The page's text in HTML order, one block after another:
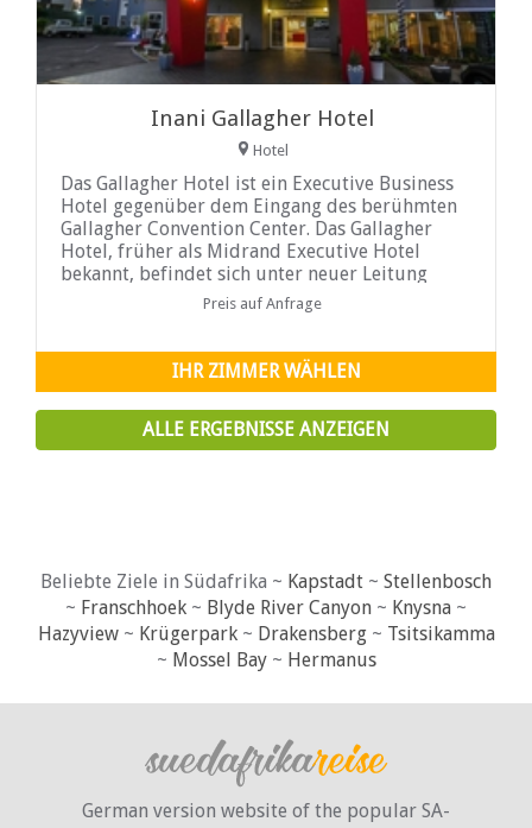
Inani Gallagher Hotel
Hotel
Das Gallagher Hotel ist ein Executive Business
Hotel gegenüber dem Eingang des berühmten
Gallagher Convention Center. Das Gallagher
Hotel, früher als Midrand Executive Hotel
bekannt, befindet sich unter neuer Leitung
und hat ein neues Gesicht
Preis auf Anfrage
IHR ZIMMER WÄHLEN
ALLE ERGEBNISSE ANZEIGEN
Beliebte Ziele in Südafrika ~ Kapstadt ~ Stellenbosch
~ Franschhoek ~ Blyde River Canyon ~ Knysna ~
Hazyview~ Krügerpark~ Drakensberg~ Tsitsikamma
~ Mossel Bay~ Hermanus
German version website of the popular SA-